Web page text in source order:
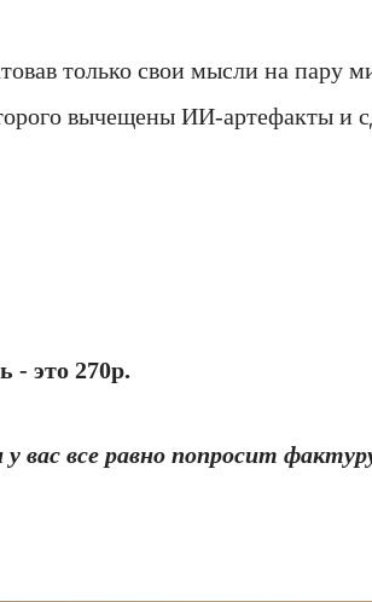
только свои мысли на пару
вычещены ИИ-артефакты и
- это 270р.
у вас все равно попросит